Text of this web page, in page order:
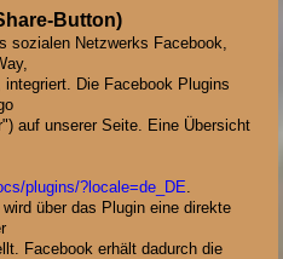
Button)
sozialen Netzwerks Facebook,
Die Facebook Plugins
auf unserer Seite. Eine Übersicht
plugins/?locale=de_DE
über das Plugin eine direkte
Facebook erhält dadurch die